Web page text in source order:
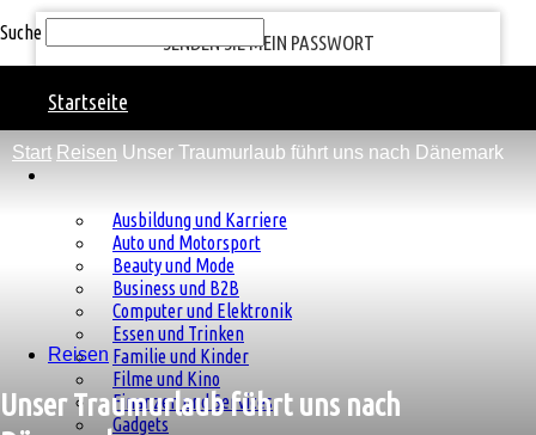
Suche
Natural
Charm
Startseite
Ausbildung und Karriere
Auto und Motorsport
Beauty und Mode
Business und B2B
Computer und Elektronik
Essen und Trinken
Familie und Kinder
Filme und Kino
Finanzen und Services
Gadgets
Start Reisen Unser Traumurlaub führt uns nach Dänemark
Reisen
Unser Traumurlaub führt uns nach